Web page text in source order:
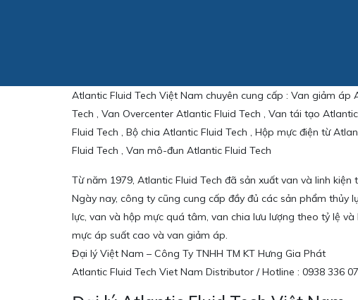
Atlantic Fluid Tech Việt Nam chuyên cung cấp : Van giảm
Tech , Van Overcenter Atlantic Fluid Tech , Van tái tạo
Fluid Tech , Bộ chia Atlantic Fluid Tech , Hộp mực điện từ
Fluid Tech , Van mô-đun Atlantic Fluid Tech
Từ năm 1979, Atlantic Fluid Tech đã sản xuất van và linh
Ngày nay, công ty cũng cung cấp đầy đủ các sản phẩm thủy
lực, van và hộp mực quá tâm, van chia lưu lượng theo tỷ lệ
mực áp suất cao và van giảm áp.
Đại lý Việt Nam – Công Ty TNHH TM KT Hưng Gia Phát
Atlantic Fluid Tech Viet Nam Distributor / Hotline : 0938 336